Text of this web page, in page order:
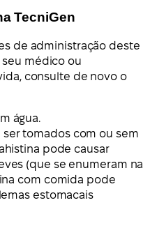
TecniGen
de administração deste
médico ou
consulte de novo o
água.
tomados com ou sem
pode causar
(que se enumeram na
com comida pode
estomacais